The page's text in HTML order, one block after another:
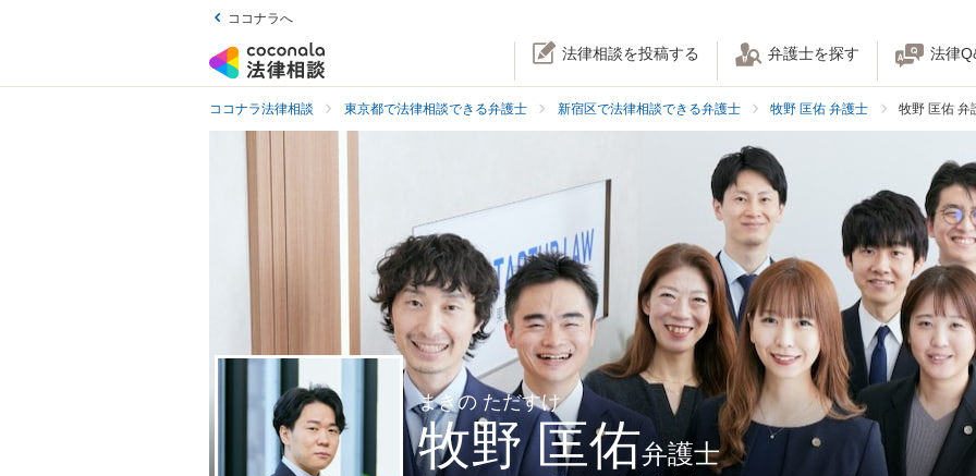
ココナラへ
法律相談を投稿する 弁護士を探す 法律
ココナラ法律相談 東京都で法律相談できる弁護士 新宿区で法律相談できる弁護士 牧野 匡佑 弁護士 牧野 匡佑 弁
まきの ただすけ
牧野 匡佑弁護士